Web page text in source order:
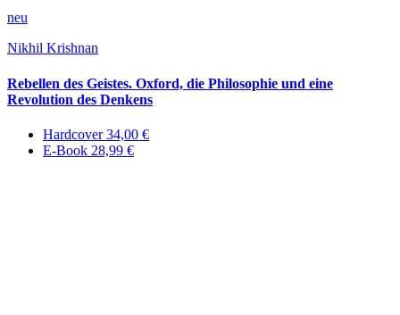
neu
Nikhil Krishnan
Rebellen des Geistes. Oxford, die Philosophie und eine
Revolution des Denkens
Hardcover 34,00 €
E-Book 28,99 €